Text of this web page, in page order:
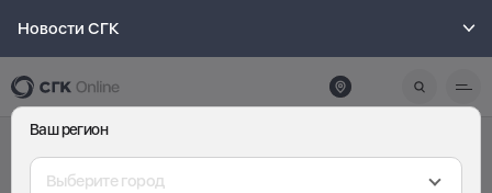
Новости СГК
Ваш регион
Выберите город